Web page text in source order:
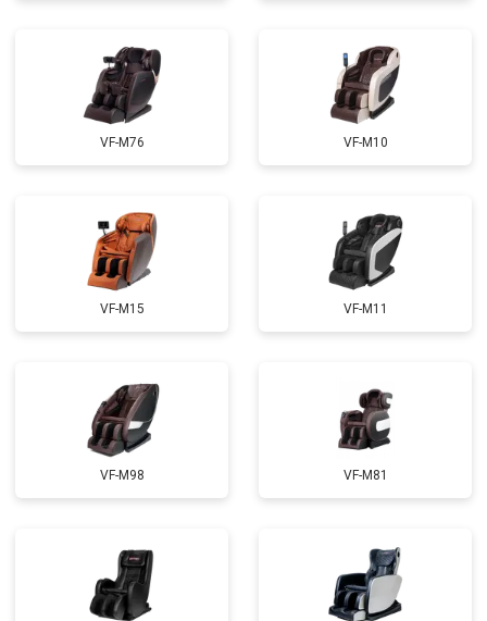
Замена сетевого трансформатора от 4500 ₽ Заказать
Ремонт микро-лифта
VF-M76 VF-M10
VF-M15 VF-M11
VF-M98 VF-M81